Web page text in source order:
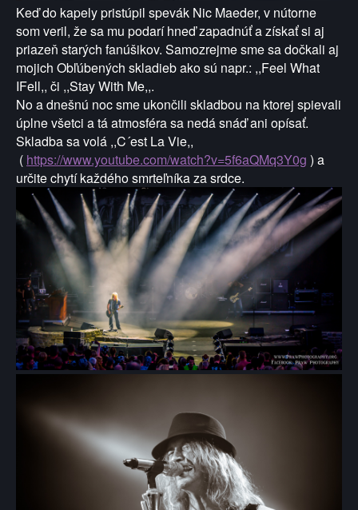
Keď do kapely pristúpil spevák Nic Maeder, v nútorne
som veril, že sa mu podaríhneď zapadnúť a získať si aj
priazeň starých fanúšikov. Samozrejme sme sa dočkali aj
mojich Obľúbených skladieb ako sú napr.: ,,Feel What
IFell,, či ,,Stay With Me,,.
No a dnešnú noc sme ukončili skladbou na ktorej spievali
úplne všetci a tá atmosféra sa nedá snáď ani opísať.
Skladba sa volá ,,C´est La Vie,,
( https://www.youtube.com/watch?v=5f6aQMq3Y0g ) a
určite chytí každého smrteľníka za srdce.